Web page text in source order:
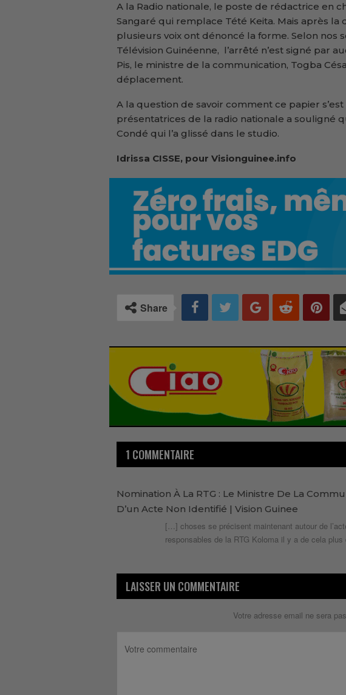
A la Radio nationale, le poste de rédactrice en
Sangaré qui remplace Tété Keita. Mais après la
plusieurs voix ont dénoncé la forme. Selon nos
Télévision Guinéenne, l’arrêté n’est signé par
Pis, le ministre de la communication, Togba
déplacement.
A la question de savoir comment ce papier
présentatrices de la radio nationale a souligné
Condé qui l’a glissé dans le studio.
Idrissa CISSE, pour Visionguinee.info
Share
1 COMMENTAIRE
Nomination À La RTG : Le Ministre De La
D’un Acte Non Identifié | Vision Guinee
[…] choses se précisent maintenant autour de
responsables de la RTG Koloma il y a de cela
LAISSER UN COMMENTAIRE
Votre adresse email ne sera